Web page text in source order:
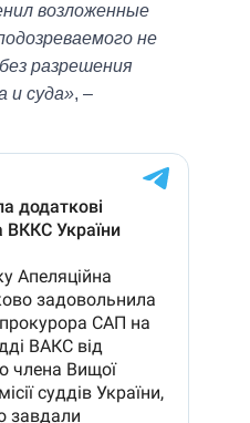
возложенные
не
разрешения
и суда», –